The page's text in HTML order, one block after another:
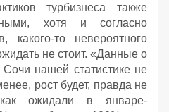
турбизнеса также
хотя и согласно
какого-то невероятного
не стоит. «Данные о
нашей статистике не
рост будет, правда не
ожидали в январе-